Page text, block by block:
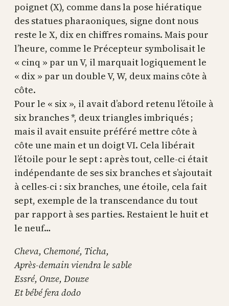
poignet (X), comme dans la pose hiératique
des statues pharaoniques, signe dont nous
reste le X, dix en chiffres romains. Mais pour
l’heure, comme le Précepteur symbolisait le
« cinq » par un V, il marquait logiquement le
« dix » par un double V, W, deux mains côte à
côte.
Pour le « six », il avait d’abord retenu l’étoile à
six branches *, deux triangles imbriqués ;
mais il avait ensuite préféré mettre côte à
côte une main et un doigt VI. Cela libérait
l’étoile pour le sept : après tout, celle-ci était
indépendante de ses six branches et s’ajoutait
à celles-ci : six branches, une étoile, cela fait
sept, exemple de la transcendance du tout
par rapport à ses parties. Restaient le huit et
le neuf…
Cheva, Chemoné, Ticha,
Après-demain viendra le sable
Essré, Onze, Douze
Et bébé fera dodo